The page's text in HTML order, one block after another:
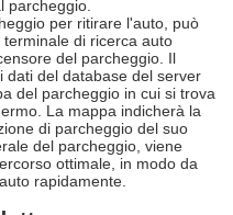
parcheggio.
per ritirare l'auto, può
di ricerca auto
del parcheggio. Il
dati del database del server
del parcheggio in cui si trova
La mappa indicherà la
di parcheggio del suo
del parcheggio, viene
ottimale, in modo da
rapidamente.